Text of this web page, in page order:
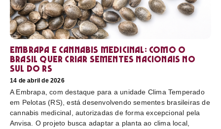
Embrapa e cannabis medicinal: como o
Brasil quer criar sementes nacionais no
sul do RS
14 de abril de 2026
A Embrapa, com destaque para a unidade Clima Temperado
em Pelotas (RS), está desenvolvendo sementes brasileiras de
cannabis medicinal, autorizadas de forma excepcional pela
Anvisa. O projeto busca adaptar a planta ao clima local,